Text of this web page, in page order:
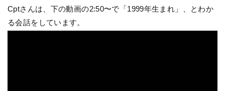
Cptさんは、下の動画の2:50〜で「1999年生まれ」、とわか
る会話をしています。